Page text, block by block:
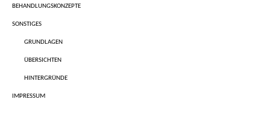
BEHANDLUNGSKONZEPTE
SONSTIGES
GRUNDLAGEN
ÜBERSICHTEN
HINTERGRÜNDE
IMPRESSUM